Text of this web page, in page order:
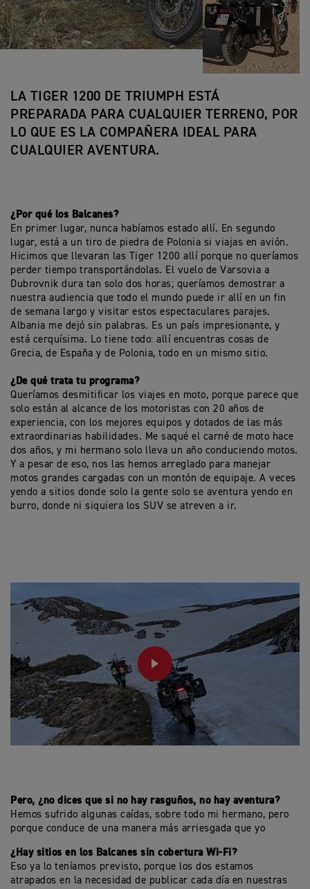
LA TIGER 1200 DE TRIUMPH ESTÁ
PREPARADA PARA CUALQUIER TERRENO, POR
LO QUE ES LA COMPAÑERA IDEAL PARA
CUALQUIER AVENTURA.
¿Por qué los Balcanes?
En primer lugar, nunca habíamos estado allí. En segundo
lugar, está a un tiro de piedra de Polonia si viajas en avión.
Hicimos que llevaran las Tiger 1200 allí porque no queríamos
perder tiempo transportándolas. El vuelo de Varsovia a
Dubrovnik dura tan solo dos horas; queríamos demostrar a
nuestra audiencia que todo el mundo puede ir allí en un fin
de semana largo y visitar estos espectaculares parajes.
Albania me dejó sin palabras. Es un país impresionante, y
está cerquísima. Lo tiene todo: allí encuentras cosas de
Grecia, de España y de Polonia, todo en un mismo sitio.
¿De qué trata tu programa?
Queríamos desmitificar los viajes en moto, porque parece que
solo están al alcance de los motoristas con 20 años de
experiencia, con los mejores equipos y dotados de las más
extraordinarias habilidades. Me saqué el carné de moto hace
dos años, y mi hermano solo lleva un año conduciendo motos.
Y a pesar de eso, nos las hemos arreglado para manejar
motos grandes cargadas con un montón de equipaje. A veces
yendo a sitios donde solo la gente solo se aventura yendo en
burro, donde ni siquiera los SUV se atreven a ir.
PLAY
Pero, ¿no dices que si no hay rasguños, no hay aventura?
Hemos sufrido algunas caídas, sobre todo mi hermano, pero
porque conduce de una manera más arriesgada que yo
¿Hay sitios en los Balcanes sin cobertura Wi-Fi?
Eso ya lo teníamos previsto, porque los dos estamos
atrapados en la necesidad de publicar cada día en nuestras